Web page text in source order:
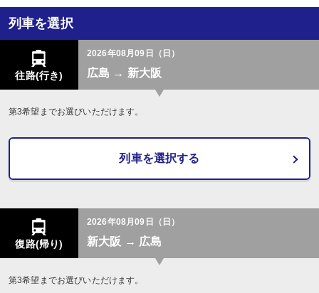
列車を選択
往路(行き)
2026年08月09日（日）
広島 → 新大阪
第3希望までお選びいただけます。
列車を選択する
復路(帰り)
2026年08月09日（日）
新大阪 → 広島
第3希望までお選びいただけます。